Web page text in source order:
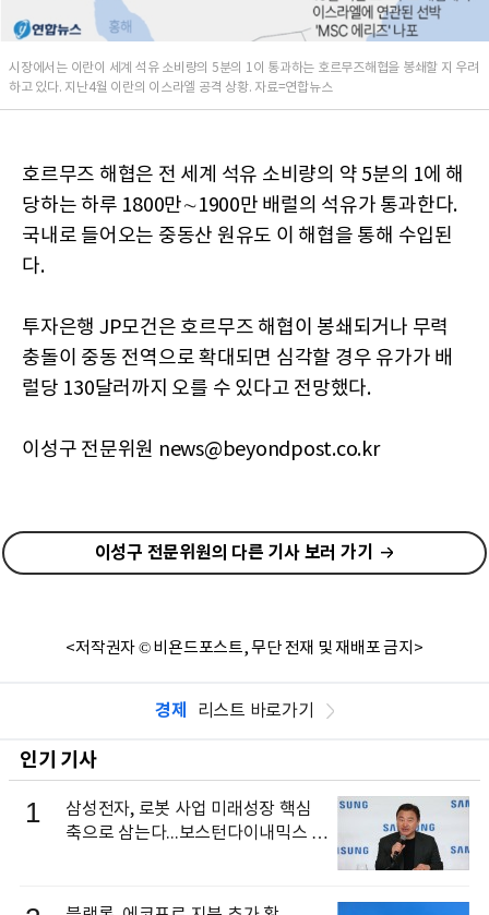
시장에서는 이란이 세계 석유 소비량의 5분의 1이 통과하는 호르무즈해협을 봉쇄할 지 우려
하고 있다. 지난4월 이란의 이스라엘 공격 상황. 자료=연합뉴스
호르무즈 해협은 전 세계 석유 소비량의 약 5분의 1에 해
당하는 하루 1800만∼1900만 배럴의 석유가 통과한다.
국내로 들어오는 중동산 원유도 이 해협을 통해 수입된
다.
투자은행 JP모건은 호르무즈 해협이 봉쇄되거나 무력
충돌이 중동 전역으로 확대되면 심각할 경우 유가가 배
럴당 130달러까지 오를 수 있다고 전망했다.
이성구 전문위원 news@beyondpost.co.kr
이성구 전문위원의 다른 기사 보러 가기
<저작권자 © 비욘드포스트, 무단 전재 및 재배포 금지>
경제 리스트 바로가기
인기 기사
1
삼성전자, 로봇 사업 미래성장 핵심
축으로 삼는다...보스턴다이내믹스 출